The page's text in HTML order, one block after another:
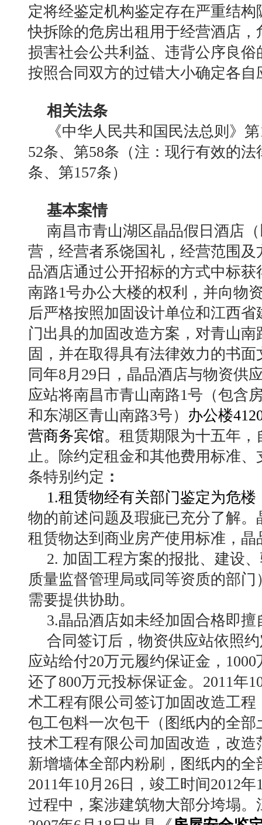
定将经鉴定机构鉴定存在严重结
快拆除的危房出租用于经营酒店
损害社会公共利益、违背公序良
按照合同双方的过错大小确定各
相关法条
《中华人民共和国民法总则》
52条、第58条（注：现行有效的
条、第157条）
基本案情
南昌市青山湖区晶品假日酒店
营，经营者系饶国礼，经营范围及
品酒店通过公开招标的方式中标
南路1号办公大楼的权利，并向物
后严格按照加固设计单位和江西
门出具的加固改造方案，对青山
固，并在取得具有法律效力的书
同年8月29日，晶品酒店与物资供
应站将南昌市青山南路1号（包含
和东湖区青山南路3号） 办公楼
营商务宾馆。 租赁期限为十五年，
止。除约定租金和其他费用标准
条特别约定 ：
1.租赁物经有关部门鉴定为危
物的前述问题及瑕疵已充分了解
租赁物达到商业房产使用标准，
2. 加固工程方案的报批、建设
质量监督管理局或同等资质的部
需要提供协助。
3.晶品酒店如未经加固合格即
合同签订后，物资供应站依照
应站给付20万元履约保证金，
还了800万元投标保证金。 2011年
术工程有限公司签订加固改造工
包工包料一次包干（图纸内的全
技术工程有限公司加固改造，改
新增墙体全部内粉刷，图纸内的
2011年10月26日，竣工时间2012
过程中，案涉建筑物大部分垮塌